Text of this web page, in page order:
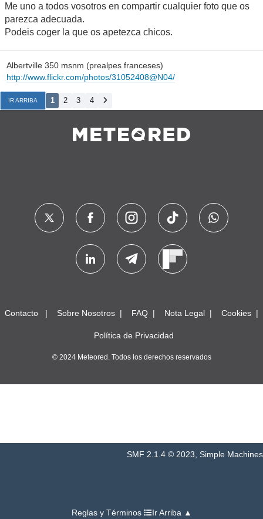
Me uno a todos vosotros en compartir cualquier foto que os
parezca adecuada.
Podeis coger la que os apetezca chicos.
Albertville 350 msnm (prealpes franceses)
http://www.flickr.com/photos/31052408@N04/
IR ARRIBA 1 2 3 4
Contacto Sobre Nosotros FAQ Nota Legal Cookies
Política de Privacidad
© 2024 Meteored. Todos los derechos reservados
SMF 2.1.4 © 2023 Simple Machines
Reglas y Términos Ir Arriba ▲